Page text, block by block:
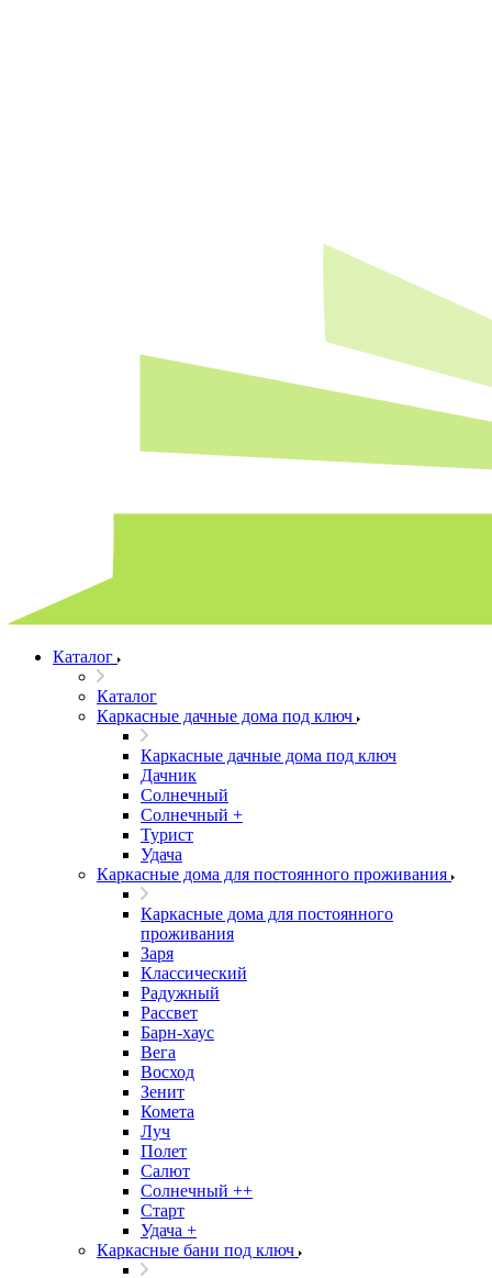
Каталог
Каталог
Каркасные дачные дома под ключ
Каркасные дачные дома под ключ
Дачник
Солнечный
Солнечный +
Турист
Удача
Каркасные дома для постоянного проживания
Каркасные дома для постоянного
проживания
Заря
Классический
Радужный
Рассвет
Барн-хаус
Вега
Восход
Зенит
Комета
Луч
Полет
Салют
Солнечный ++
Старт
Удача +
Каркасные бани под ключ